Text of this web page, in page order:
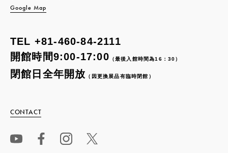
Google Map
TEL +81-460-84-2111
開館時間9:00-17:00 （最後入館時間為16：30）
閉館日全年開放 （因更換展品有臨時閉館）
CONTACT